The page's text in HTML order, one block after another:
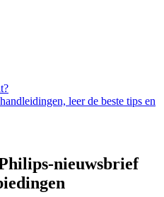
leer de beste tips en
nieuwsbrief